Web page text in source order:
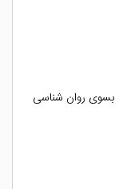
بسوی روان شناسی